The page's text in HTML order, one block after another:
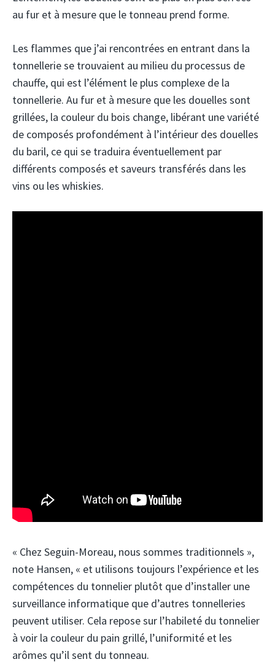
au fur et à mesure que le tonneau prend forme.
Les flammes que j’ai rencontrées en entrant dans la
tonnellerie se trouvaient au milieu du processus de
chauffe, qui est l’élément le plus complexe de la
tonnellerie. Au fur et à mesure que les douelles sont
grillées, la couleur du bois change, libérant une variété
de composés profondément à l’intérieur des douelles
du baril, ce qui se traduira éventuellement par
différents composés et saveurs transférés dans les
vins ou les whiskies.
« Chez Seguin-Moreau, nous sommes traditionnels »,
note Hansen, « et utilisons toujours l’expérience et les
compétences du tonnelier plutôt que d’installer une
surveillance informatique que d’autres tonnelleries
peuvent utiliser. Cela repose sur l’habileté du tonnelier
à voir la couleur du pain grillé, l’uniformité et les
arômes qu’il sent du tonneau.